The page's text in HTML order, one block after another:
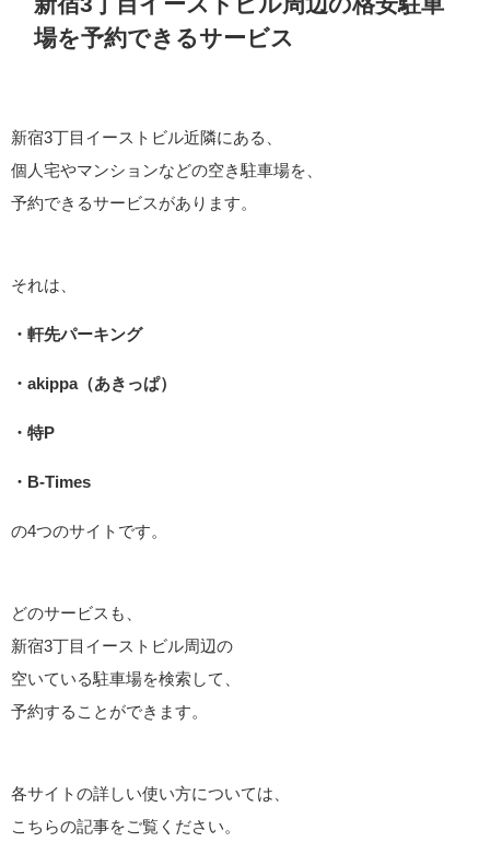
場を予約できるサービス
新宿3丁目イーストビル近隣にある、
個人宅やマンションなどの空き駐車場を、
予約できるサービスがあります。
それは、
・軒先パーキング
・akippa（あきっぱ）
・特P
・B-Times
の4つのサイトです。
どのサービスも、
新宿3丁目イーストビル周辺の
空いている駐車場を検索して、
予約することができます。
各サイトの詳しい使い方については、
こちらの記事をご覧ください。